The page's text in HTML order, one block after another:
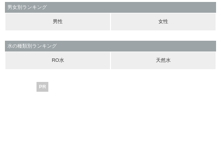
男女別ランキング
男性 女性
水の種類別ランキング
RO水 天然水
PR